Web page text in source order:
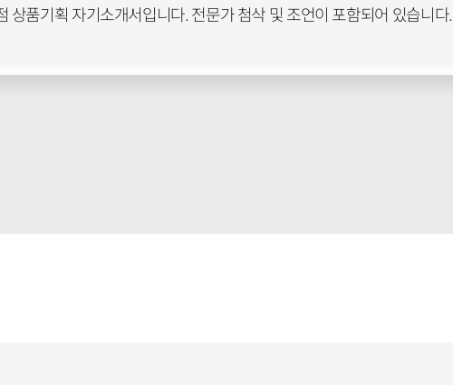
상품기획 자기소개서입니다. 전문가 첨삭 및 조언이 포함되어 있습니다.